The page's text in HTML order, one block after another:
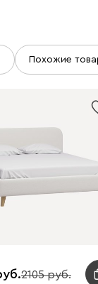
Похожие
2105